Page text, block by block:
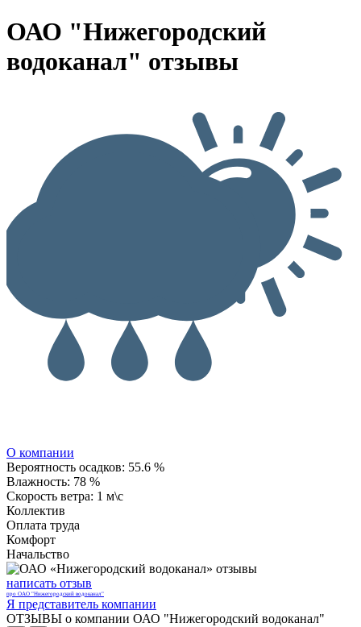
ОАО "Нижегородский
водоканал" отзывы
О компании
Вероятность осадков: 55.6 %
Влажность: 78 %
Скорость ветра: 1 м\с
Коллектив
Оплата труда
Комфорт
Начальство
написать отзыв
про ОАО "Нижегородский водоканал"
Я представитель компании
ОТЗЫВЫ о компании ОАО "Нижегородский водоканал"